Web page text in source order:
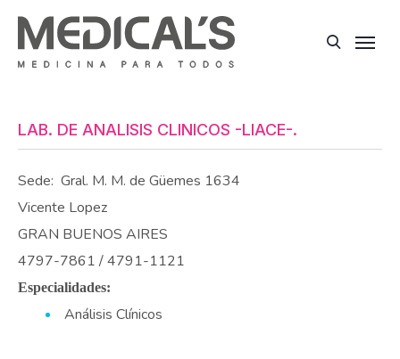
LAB. DE ANALISIS CLINICOS -LIACE-.
Sede: Gral. M. M. de Güemes 1634
Vicente Lopez
GRAN BUENOS AIRES
4797-7861 / 4791-1121
Especialidades:
Análisis Clínicos